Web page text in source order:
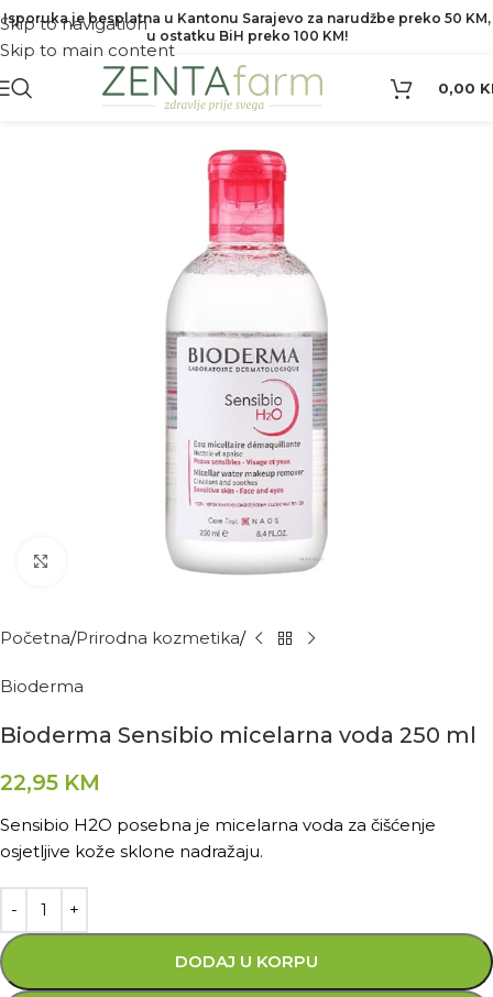
Skip to navigation
Skip to main content
Isporuka je besplatna u Kantonu Sarajevo za narudžbe preko 50 KM,
u ostatku BiH preko 100 KM!
0,00
Kliknite za povećanje
Početna Prirodna kozmetika
Bioderma
Bioderma Sensibio micelarna voda 250 ml
22,95 KM
Sensibio H2O posebna je micelarna voda za čišćenje
osjetljive kože sklone nadražaju.
DODAJ U KORPU